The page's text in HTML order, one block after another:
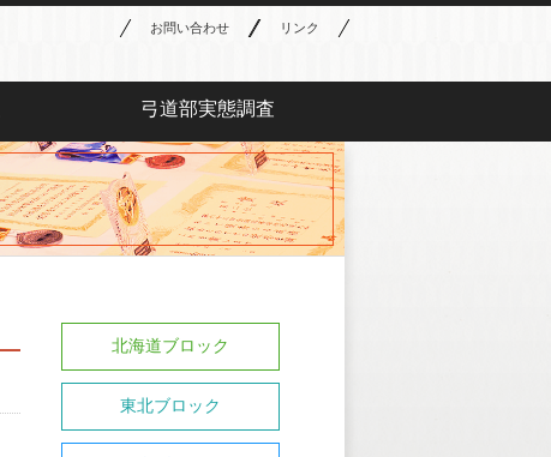
お問い合わせ リンク
弓道部実態調査
北海道ブロック
東北ブロック